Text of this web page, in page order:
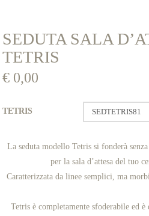
SEDUTA SALA
TETRIS
€ 0,00
TETRIS
La seduta modello Tetris si fonderà
per la sala d’attesa del tuo
Caratterizzata da linee semplici, ma
Tetris è completamente sfoderabile ed